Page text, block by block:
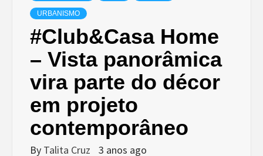
URBANISMO
#Club&Casa Home
– Vista panorâmica
vira parte do décor
em projeto
contemporâneo
By Talita Cruz 3 anos ago